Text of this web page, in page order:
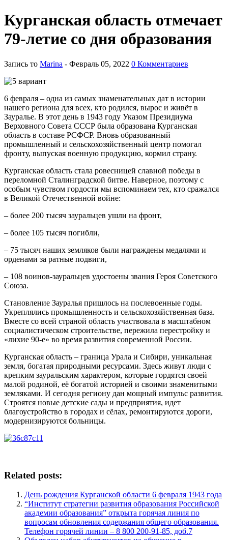
Курганская область отмечает
79-летие со дня образования
Запись то Marina - Февраль 05, 2022 0 Комментариев
6 февраля – одна из самых знаменательных дат в истории
нашего региона для всех, кто родился, вырос и живёт в
Зауралье. В этот день в 1943 году Указом Президиума
Верховного Совета СССР была образована Курганская
область в составе РСФСР. Вновь образованный
промышленный и сельскохозяйственный центр помогал
фронту, выпуская военную продукцию, кормил страну.
Курганская область стала ровесницей славной победы в
переломной Сталинградской битве. Наверное, поэтому с
особым чувством гордости мы вспоминаем тех, кто сражался
в Великой Отечественной войне:
– более 200 тысяч зауральцев ушли на фронт,
– более 105 тысяч погибли,
– 75 тысяч наших земляков были награждены медалями и
орденами за ратные подвиги,
– 108 воинов-зауральцев удостоены звания Героя Советского
Союза.
Становление Зауралья пришлось на послевоенные годы.
Укреплялись промышленность и сельскохозяйственная база.
Вместе со всей страной область участвовала в масштабном
социалистическом строительстве, пережила перестройку и
«лихие 90-е» во время развития современной России.
Курганская область – граница Урала и Сибири, уникальная
земля, богатая природными ресурсами. Здесь живут люди с
крепким зауральским характером, которые гордятся своей
малой родиной, её богатой историей и своими знаменитыми
земляками. И сегодня региону дан мощный импульс развития.
Строятся новые детские сады и предприятия, идет
благоустройство в городах и сёлах, ремонтируются дороги,
модернизируются больницы.
Related posts:
День рождения Курганской области 6 февраля 1943 года
“Институт стратегии развития образования Российской
академии образования” открыта горячая линия по
вопросам обновления содержания общего образования.
Телефон горячей линии – 8 800 200-91-85, доб.7